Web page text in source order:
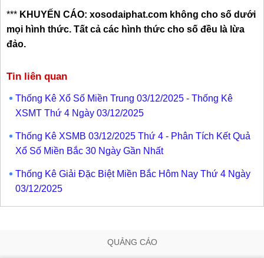
*** KHUYẾN CÁO: xosodaiphat.com không cho số dưới
mọi hình thức. Tất cả các hình thức cho số đều là lừa
đảo.
Tin liên quan
Thống Kê Xổ Số Miền Trung 03/12/2025 - Thống Kê
XSMT Thứ 4 Ngày 03/12/2025
Thống Kê XSMB 03/12/2025 Thứ 4 - Phân Tích Kết Quả
Xổ Số Miền Bắc 30 Ngày Gần Nhất
Thống Kê Giải Đặc Biệt Miền Bắc Hôm Nay Thứ 4 Ngày
03/12/2025
QUẢNG CÁO